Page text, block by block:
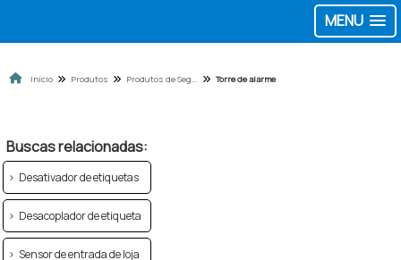
MENU
Início Produtos Produtos de Segurança para Loja Torre de alarme
Buscas relacionadas:
Desativador de etiquetas
Desacoplador de etiqueta
Sensor de entrada de loja